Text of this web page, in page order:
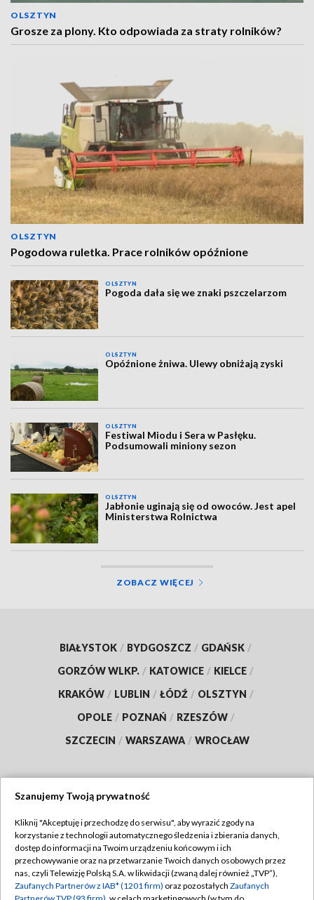
OLSZTYN
Grosze za plony. Kto odpowiada za straty rolników?
OLSZTYN
Pogodowa ruletka. Prace rolników opóźnione
OLSZTYN
Pogoda dała się we znaki pszczelarzom
OLSZTYN
Opóźnione żniwa. Ulewy obniżają zyski
OLSZTYN
Festiwal Miodu i Sera w Pasłęku.
Podsumowali miniony sezon
OLSZTYN
Jabłonie uginają się od owoców. Jest apel
Ministerstwa Rolnictwa
ZOBACZ WIĘCEJ
BIAŁYSTOK / BYDGOSZCZ / GDAŃSK /
GORZÓW WLKP. / KATOWICE / KIELCE /
KRAKÓW / LUBLIN / ŁÓDŹ / OLSZTYN /
OPOLE / POZNAŃ / RZESZÓW /
SZCZECIN / WARSZAWA / WROCŁAW
TVP
Abonament TVP
Emisja w TVP
Regulamin TVP
Polityka prywatności
Szanujemy Twoją prywatność
Kliknij "Akceptuję i przechodzę do serwisu", aby wyrazić zgody na
korzystanie z technologii automatycznego śledzenia i zbierania danych,
dostęp do informacji na Twoim urządzeniu końcowym i ich
przechowywanie oraz na przetwarzanie Twoich danych osobowych przez
nas, czyli Telewizję Polską S.A. w likwidacji (zwaną dalej również „TVP”),
Zaufanych Partnerów z IAB* (1201 firm) oraz pozostałych Zaufanych